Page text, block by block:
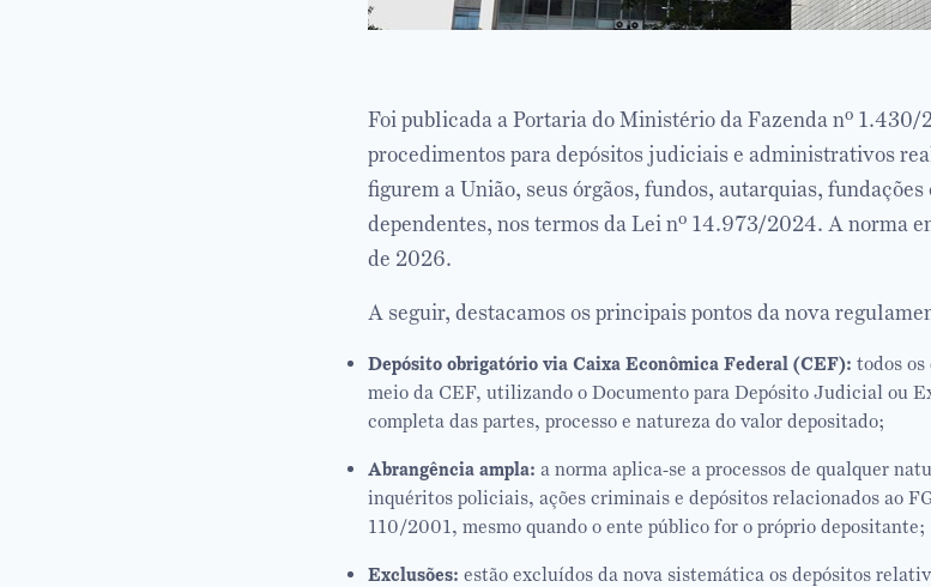
Foi publicada a Portaria do Ministério da Fazenda nº 1.430/
procedimentos para depósitos judiciais e administrativos
figurem a União, seus órgãos, fundos, autarquias,
dependentes, nos termos da Lei nº 14.973/2024. A norma
de 2026.
A seguir, destacamos os principais pontos da nova
Depósito obrigatório via Caixa Econômica Federal (CEF): todos
meio da CEF, utilizando o Documento para Depósito Judicial ou
completa das partes, processo e natureza do valor depositado;
Abrangência ampla: a norma aplica-se a processos de qualquer
inquéritos policiais, ações criminais e depósitos relacionados ao
110/2001, mesmo quando o ente público for o próprio depositante;
Exclusões: estão excluídos da nova sistemática os depósitos